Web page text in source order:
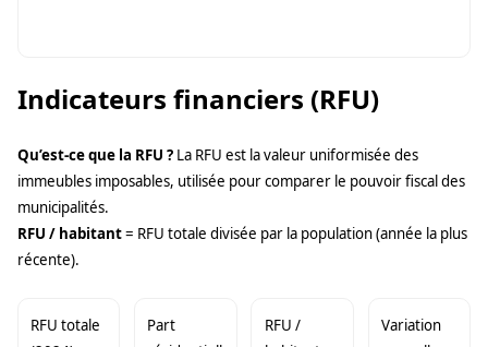
Indicateurs financiers (RFU)
Qu’est-ce que la RFU ? La RFU est la valeur uniformisée des
immeubles imposables, utilisée pour comparer le pouvoir fiscal des
municipalités.
RFU / habitant= RFU totale divisée par la population (année la plus
récente).
RFU totale
Part
RFU /
Variation